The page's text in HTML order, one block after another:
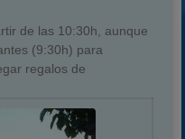
de las 10:30h, aunque
(9:30h) para
regalos de